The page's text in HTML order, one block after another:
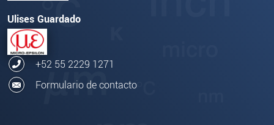
Ulises Guardado
+52 55 2229 1271
Formulario de contacto